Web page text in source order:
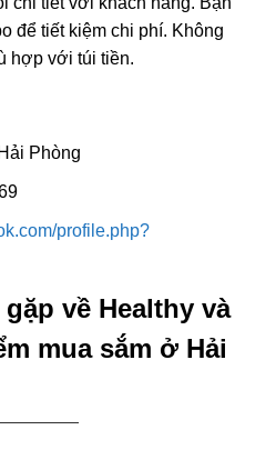
để tiết kiệm chi phí. Không
hợp với túi tiền.
Phòng
profile.php?
về Healthy và
mua sắm ở Hải